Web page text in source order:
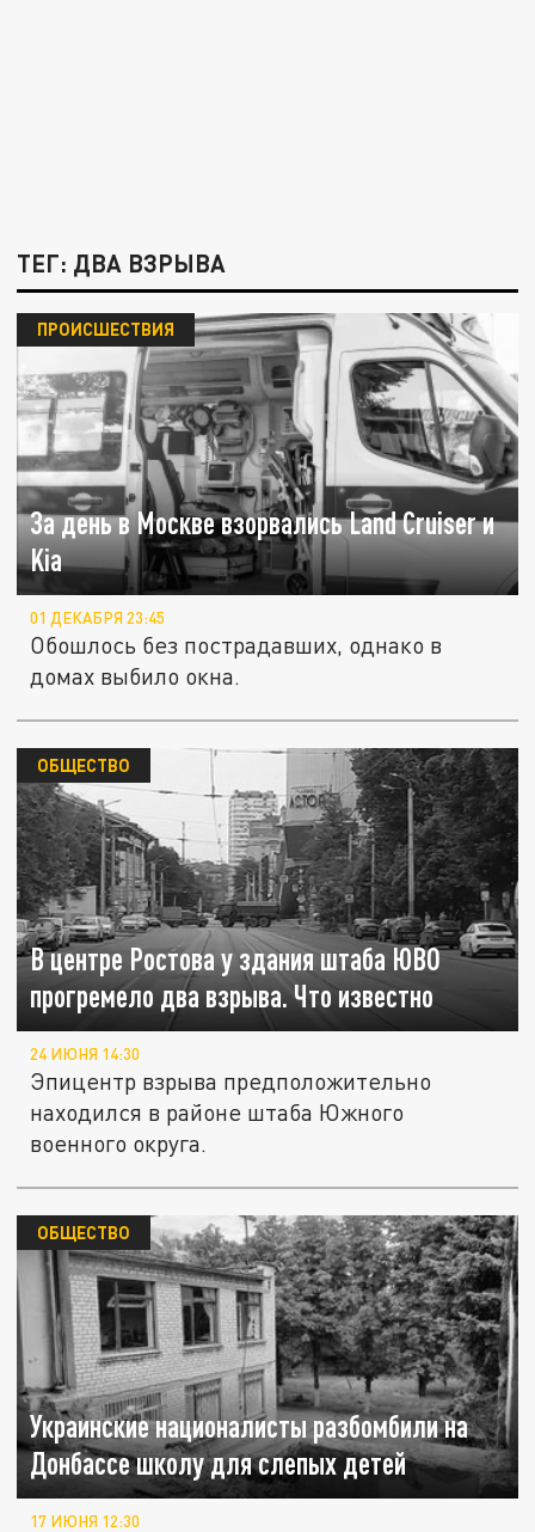
ТЕГ: ДВА ВЗРЫВА
За день в Москве взорвались Land Cruiser и
Kia
ПРОИСШЕСТВИЯ
01 ДЕКАБРЯ 23:45
Обошлось без пострадавших, однако в
домах выбило окна.
В центре Ростова у здания штаба ЮВО
прогремело два взрыва. Что известно
ОБЩЕСТВО
24 ИЮНЯ 14:30
Эпицентр взрыва предположительно
находился в районе штаба Южного
военного округа.
Украинские националисты разбомбили на
Донбассе школу для слепых детей
ОБЩЕСТВО
17 ИЮНЯ 12:30